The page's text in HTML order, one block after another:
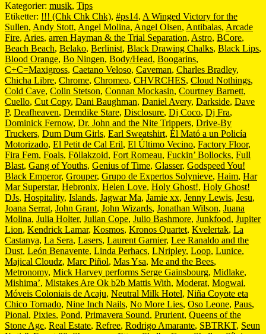
Kategorier: musik, Tips
Etiketter: !!! (Chk Chk Chk), #ps14, A Winged Victory for the
Sullen, Andy Stott, Angel Molina, Angel Olsen, Antibalas, Arcade
Fire, Aries, arren Hayman & the Trial Separation, Astro, BCore,
Beach Beach, Belako, Berlinist, Black Drawing Chalks, Black Lips,
Blood Orange, Bo Ningen, Body/Head, Boogarins,
C+C=Maxigross, Caetano Veloso, Caveman, Charles Bradley,
Chicha Libre, Chrome, Chromeo, CHVRCHES, Cloud Nothings,
Cold Cave, Colin Stetson, Connan Mockasin, Courtney Barnett,
Cuello, Cut Copy, Dani Baughman, Daniel Avery, Darkside, Dave
P, Deafheaven, Demdike Stare, Disclosure, Dj Coco, Dj Fra,
Dominick Fernow, Dr. John and the Nite Trippers, Drive-By
Truckers, Dum Dum Girls, Earl Sweatshirt, Él Mató a un Policía
Motorizado, El Petit de Cal Eril, El Último Vecino, Factory Floor,
Fira Fem, Foals, Föllakzoid, Fort Romeau, Fuckin’ Bollocks, Full
Blast, Gang of Youths, Genius of Time, Glasser, Godspeed You!
Black Emperor, Grouper, Grupo de Expertos Solynieve, Haim, Har
Mar Superstar, Hebronix, Helen Love, Holy Ghost!, Holy Ghost!
DJs, Hospitality, Islands, Jagwar Ma, Jamie xx, Jenny Lewis, Jesu,
Joana Serrat, John Grant, John Wizards, Jonathan Wilson, Juana
Molina, Julia Holter, Julian Cope, Julio Bashmore, Junkfood, Jupiter
Lion, Kendrick Lamar, Kosmos, Kronos Quartet, Kvelertak, La
Castanya, La Sera, Lasers, Laurent Garnier, Lee Ranaldo and the
Dust, León Benavente, Linda Perhacs, LNripley, Loop, Lunice,
Majical Cloudz, Marc Piñol, Mas Ysa, Me and the Bees,
Metronomy, Mick Harvey performs Serge Gainsbourg, Midlake,
Mishima’, Mistakes Are Ok b2b Mattis With, Moderat, Mogwai,
Móveis Coloniais de Acaju, Neutral Milk Hotel, Niña Coyote eta
Chico Tornado, Nine Inch Nails, No More Lies, Oso Leone, Paus,
Pional, Pixies, Pond, Primavera Sound, Prurient, Queens of the
Stone Age, Real Estate, Refree, Rodrigo Amarante, SBTRKT, Seun